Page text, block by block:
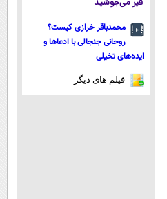
قیر می‌جوشید
محمدباقر خرازی کیست؟
روحانی جنجالی با ادعاها و
ایده‌های تخیلی
فیلم های دیگر